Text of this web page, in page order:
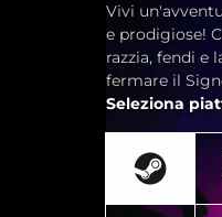
Vivi
e prodigiose!
razzia, fendi e
fermare il
Seleziona